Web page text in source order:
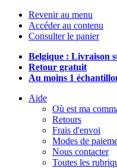
Revenir au menu
Accéder au contenu
Consulter le panier
Belgique : Livraison
Retour gratuit
Au moins 1
Aide
Où est ma
Retours
Frais d'envoi
Modes de
Nous contacter
Toutes les